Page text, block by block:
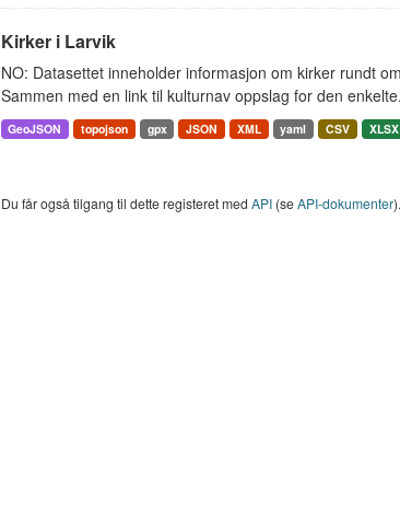
Kirker i Larvik
NO: Datasettet inneholder informasjon om kirker rundt
Sammen med en link til kulturnav oppslag for den
GeoJSON topojson gpx JSON XML yaml CSV XLSX
Du får også tilgang til dette registeret med API(seAPI-dokumenter).